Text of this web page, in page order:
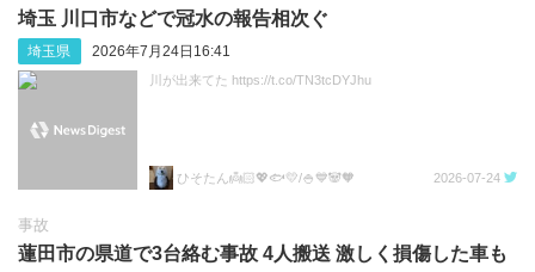
埼玉 川口市などで冠水の報告相次ぐ
埼玉県 2026年7月24日16:41
川が出来てた https://t.co/TN3tcDYJhu
ひそたん👼🏻💖🐟️💛/🍚💙🐼🧡 2026-07-24
事故
蓮田市の県道で3台絡む事故 4人搬送 激しく損傷した車も